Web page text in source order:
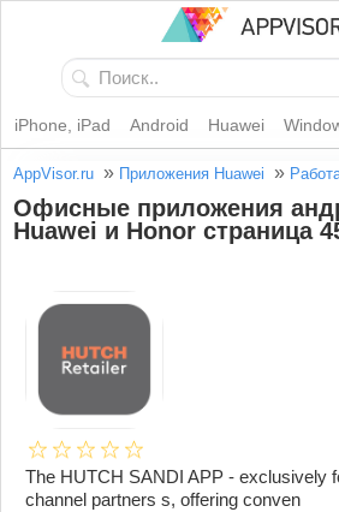
iPhone, iPad Android Huawei
AppVisor.ru » Приложения Huawei »
Офисные приложения
Huawei и Honor страница
The HUTCH SANDI APP - exclusively
channel partners s, offering conven